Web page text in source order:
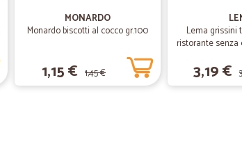
MONARDO
Monardo biscotti al cocco gr.100
1,15 € 1,45 €
Lema grissini
ristorante senza
3,19 €